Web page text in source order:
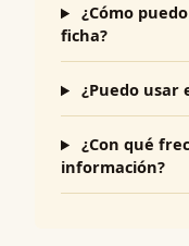
¿Cómo
ficha?
¿Puedo usar
¿Con qué
información?